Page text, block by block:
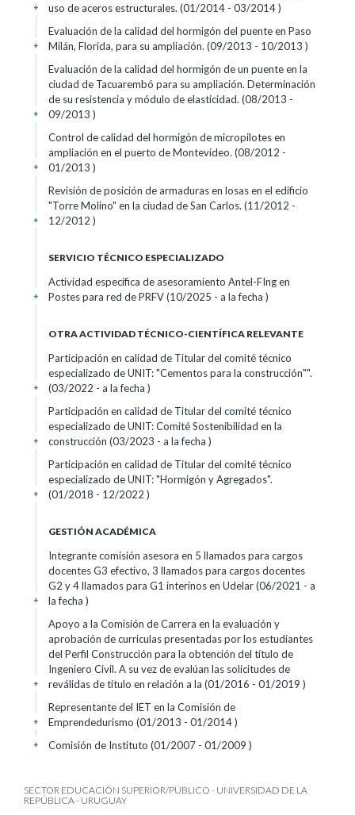
uso de aceros estructurales. (01/2014 - 03/2014 )
+
Evaluación de la calidad del hormigón del puente en Paso
Milán, Florida, para su ampliación. (09/2013 - 10/2013 )
+
Evaluación de la calidad del hormigón de un puente en la
ciudad de Tacuarembó para su ampliación. Determinación
de su resistencia y módulo de elasticidad. (08/2013 -
09/2013 )
+
Control de calidad del hormigón de micropilotes en
ampliación en el puerto de Montevideo. (08/2012 -
01/2013 )
+
Revisión de posición de armaduras en losas en el edificio
"Torre Molino" en la ciudad de San Carlos. (11/2012 -
12/2012 )
+
SERVICIO TÉCNICO ESPECIALIZADO
Actividad específica de asesoramiento Antel-FIng en
Postes para red de PRFV (10/2025 - a la fecha )
+
OTRA ACTIVIDAD TÉCNICO-CIENTÍFICA RELEVANTE
Participación en calidad de Titular del comité técnico
especializado de UNIT: "Cementos para la construcción"".
(03/2022 - a la fecha )
+
Participación en calidad de Titular del comité técnico
especializado de UNIT: Comité Sostenibilidad en la
construcción (03/2023 - a la fecha )
+
Participación en calidad de Titular del comité técnico
especializado de UNIT: "Hormigón y Agregados".
(01/2018 - 12/2022 )
+
GESTIÓN ACADÉMICA
Integrante comisión asesora en 5 llamados para cargos
docentes G3 efectivo, 3 llamados para cargos docentes
G2 y 4 llamados para G1 interinos en Udelar (06/2021 - a
la fecha )
+
Apoyo a la Comisión de Carrera en la evaluación y
aprobación de curriculas presentadas por los estudiantes
del Perfil Construcción para la obtención del título de
Ingeniero Civil. A su vez de evalúan las solicitudes de
reválidas de título en relación a la (01/2016 - 01/2019 )
+
Representante del IET en la Comisión de
Emprendedurismo (01/2013 - 01/2014 )
+
Comisión de Instituto (01/2007 - 01/2009 )
+
SECTOR EDUCACIÓN SUPERIOR/PÚBLICO - UNIVERSIDAD DE LA
REPÚBLICA - URUGUAY